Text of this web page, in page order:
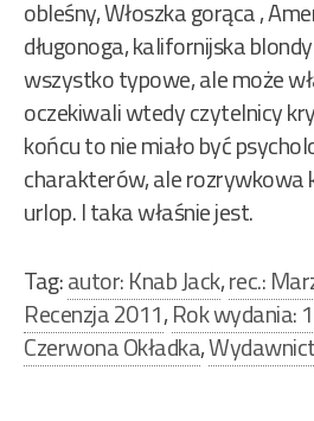
obleśny, Włoszka gorąca ,
długonoga, kalifornijska
wszystko typowe, ale może
oczekiwali wtedy czytelnicy
końcu to nie miało być
charakterów, ale rozrywkowa
urlop. I taka właśnie jest.
Tag:autor: Knab Jack,rec.:
Recenzja 2011,Rok wydania:
Czerwona Okładka,